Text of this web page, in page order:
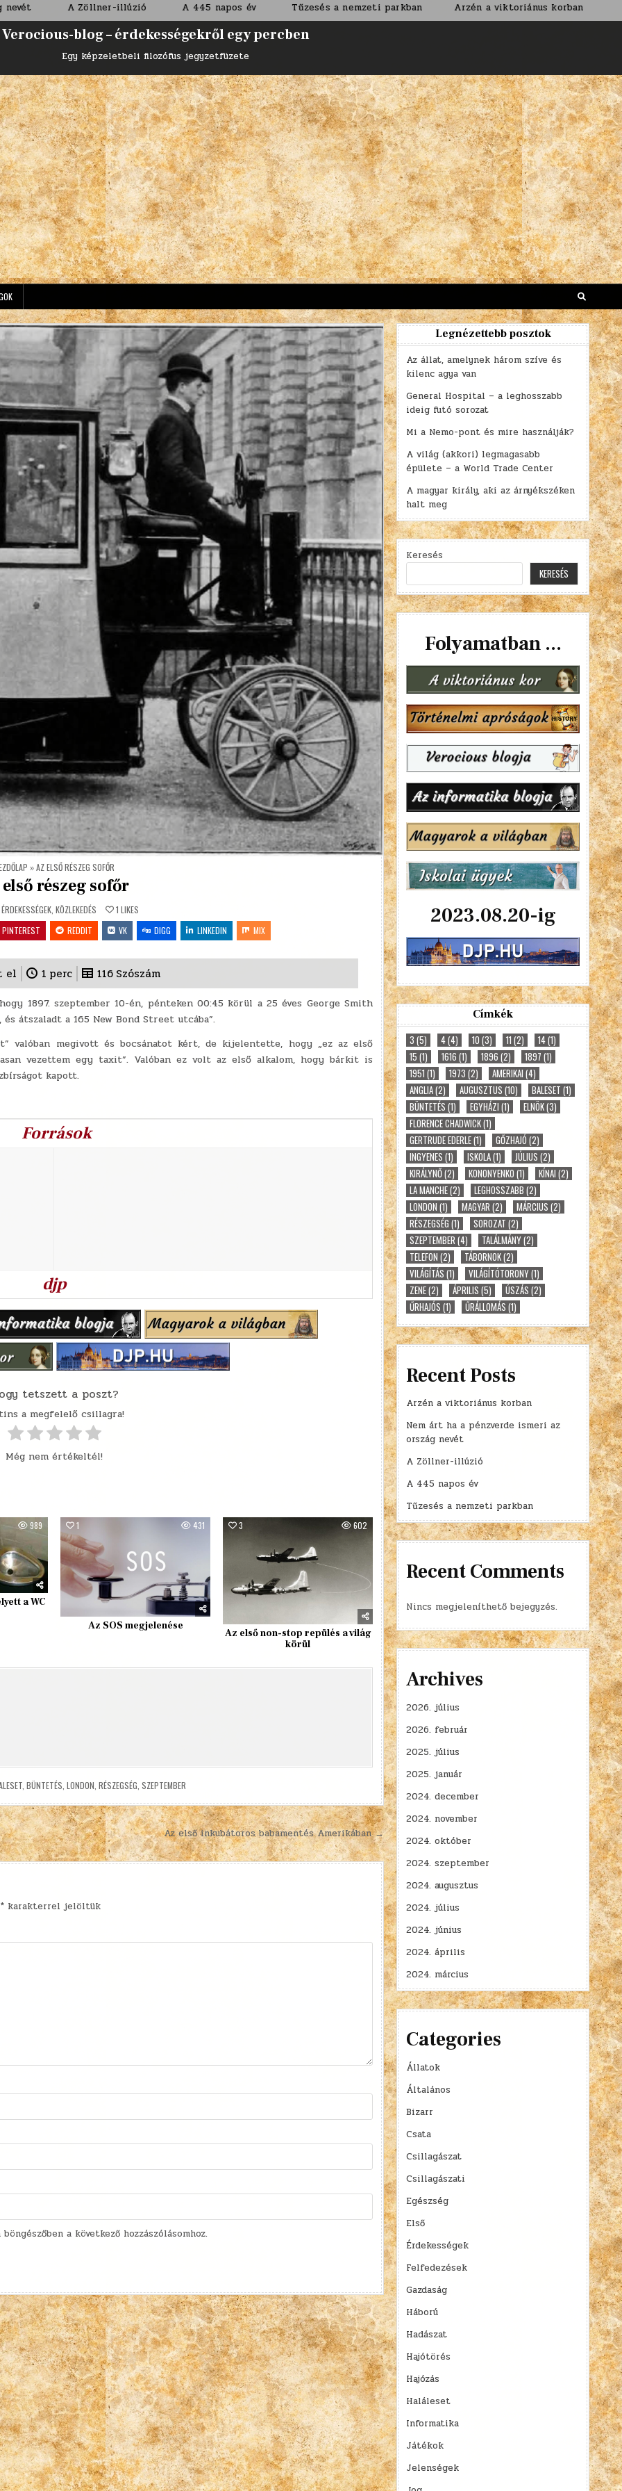
A Zöllner-illúzió A 445 napos év Tűzesés a nemzeti parkban Arzén a viktoriánus korban Nem árt ha
Verocious-blog – érdekességekről egy percben
Egy képzeletbeli filozófus jegyzetfüzete
»AZ ELSŐ RÉSZEG SOFŐR
részeg sofőr
,ÉRDEKESSÉGEK ,KÖZLEKEDÉS 1 LIKES
PINTEREST REDDIT VK DIGG LINKEDIN MIX
el 1 perc 116 Szószám
1897. szeptember 10-én, pénteken 00:45 körül a 25 éves George Smith
átszaladt a 165 New Bond Street utcába”.
valóban megivott és bocsánatot kért, de kijelentette, hogy „ez az első
vezettem egy taxit”. Valóban ez volt az első alkalom, hogy bárkit is
kapott.
Források
djp
tetszett a poszt?
a megfelelő csillagra!
Még nem értékeltél!
989
a WC
1 431
Az SOS megjelenése
3 602
Az első non-stop repülés a világ
körül
, BÜNTETÉS LONDON RÉSZEGSÉG SZEPTEMBER
Az első inkubátoros babamentés Amerikában →
* karakterrel jelöltük
a következő hozzászólásomhoz.
Legnézettebb posztok
Az állat, amelynek három szíve és
kilenc agya van
General Hospital – a leghosszabb
ideig futó sorozat
Mi a Nemo-pont és mire használják?
A világ (akkori) legmagasabb
épülete – a World Trade Center
A magyar király, aki az árnyékszéken
halt meg
Keresés
KERESÉS
Folyamatban ...
2023.08.20-ig
Címkék
3 (5) 4(4) 10 (3) 11 (2) 14(1)
15 (1) 1616 (1) 1896 (2) 1897 (1)
1951 (1) 1973 (2) AMERIKAI (4)
ANGLIA(2) AUGUSZTUS (10) BALESET (1)
BÜNTETÉS (1) EGYHÁZI (1) ELNÖK(3)
FLORENCE CHADWICK(1)
GERTRUDE EDERLE(1) GŐZHAJÓ (2)
INGYENES (1) ISKOLA(1) JÚLIUS (2)
KIRÁLYNŐ(2) KONONYENKO (1) KÍNAI (2)
LA MANCHE(2) LEGHOSSZABB (2)
LONDON (1) MAGYAR (2) MÁRCIUS (2)
RÉSZEGSÉG (1) SOROZAT (2)
SZEPTEMBER (4) TALÁLMÁNY(2)
TELEFON (2) TÁBORNOK(2)
VILÁGÍTÁS (1) VILÁGÍTÓTORONY(1)
ZENE(2) ÁPRILIS (5) ÚSZÁS (2)
ŰRHAJÓS (1) ŰRÁLLOMÁS (1)
Recent Posts
Arzén a viktoriánus korban
Nem árt ha a pénzverde ismeri az
ország nevét
A Zöllner-illúzió
A 445 napos év
Tűzesés a nemzeti parkban
Recent Comments
Nincs megjeleníthető bejegyzés.
Archives
2026. július
2026. február
2025. július
2025. január
2024. december
2024. november
2024. október
2024. szeptember
2024. augusztus
2024. július
2024. június
2024. április
2024. március
Categories
Állatok
Általános
Bizarr
Csata
Csillagászat
Csillagászati
Egészség
Első
Érdekességek
Felfedezések
Gazdaság
Háború
Hadászat
Hajótörés
Hajózás
Haláleset
Informatika
Játékok
Jelenségek